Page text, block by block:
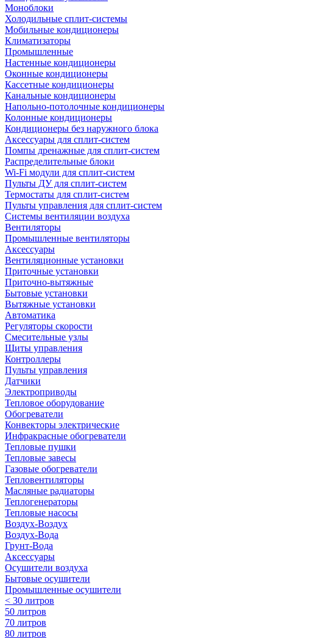
Моноблоки
Холодильные сплит-системы
Мобильные кондиционеры
Климатизаторы
Промышленные
Настенные кондиционеры
Оконные кондиционеры
Кассетные кондиционеры
Канальные кондиционеры
Напольно-потолочные кондиционеры
Колонные кондиционеры
Кондиционеры без наружного блока
Аксессуары для сплит-систем
Помпы дренажные для сплит-систем
Распределительные блоки
Wi-Fi модули для сплит-систем
Пульты ДУ для сплит-систем
Термостаты для сплит-систем
Пульты управления для сплит-систем
Системы вентиляции воздуха
Вентиляторы
Промышленные вентиляторы
Аксессуары
Вентиляционные установки
Приточные установки
Приточно-вытяжные
Бытовые установки
Вытяжные установки
Автоматика
Регуляторы скорости
Смесительные узлы
Щиты управления
Контроллеры
Пульты управления
Датчики
Электроприводы
Тепловое оборудование
Обогреватели
Конвекторы электрические
Инфракрасные обогреватели
Тепловые пушки
Тепловые завесы
Газовые обогреватели
Тепловентиляторы
Масляные радиаторы
Теплогенераторы
Тепловые насосы
Воздух-Воздух
Воздух-Вода
Грунт-Вода
Аксессуары
Осушители воздуха
Бытовые осушители
Промышленные осушители
< 30 литров
50 литров
70 литров
80 литров